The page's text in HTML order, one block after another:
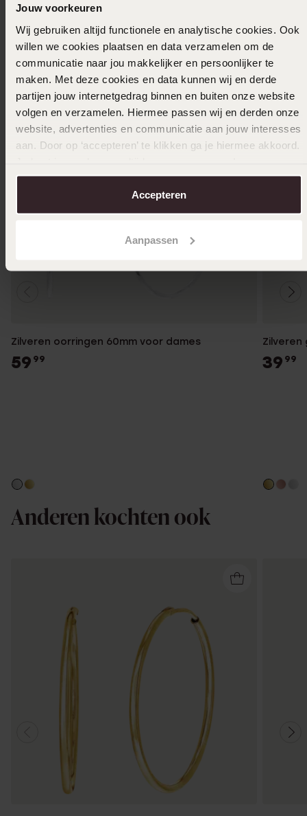
Jouw voorkeuren
Wij gebruiken altijd functionele en analytische cookies. Ook
willen we cookies plaatsen en data verzamelen om de
communicatie naar jou makkelijker en persoonlijker te
maken. Met deze cookies en data kunnen wij en derde
partijen jouw internetgedrag binnen en buiten onze website
volgen en verzamelen. Hiermee passen wij en derden onze
website, advertenties en communicatie aan jouw interesses
aan. Door op ‘accepteren’ te klikken ga je hiermee akkoord.
over in onscookiebeleid.
Accepteren
Aanpassen
Ook leuk voor jou
Zilveren oorringen 60mm voor dames
59 99 39 99
Anderen kochten ook